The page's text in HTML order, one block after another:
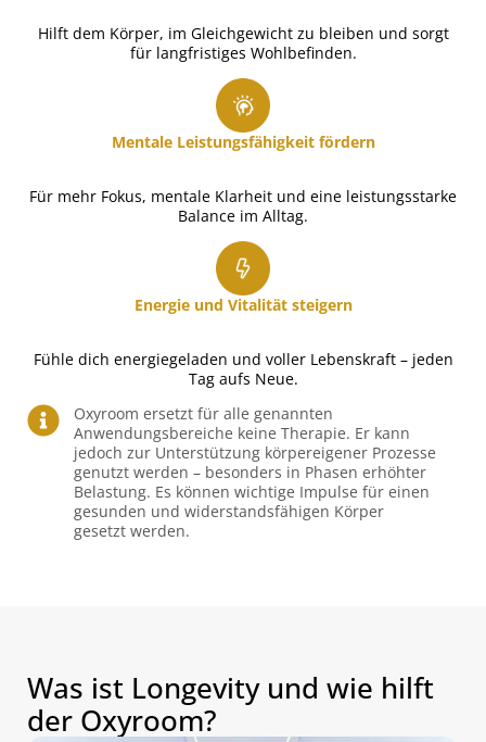
Hilft dem Körper, im Gleichgewicht zu bleiben und sorgt
für langfristiges Wohlbefinden.
Mentale Leistungsfähigkeit fördern
Für mehr Fokus, mentale Klarheit und eine leistungsstarke
Balance im Alltag.
Energie und Vitalität steigern
Fühle dich energiegeladen und voller Lebenskraft – jeden
Tag aufs Neue.
Oxyroom ersetzt für alle genannten
Anwendungsbereiche keine Therapie. Er kann
jedoch zur Unterstützung körpereigener Prozesse
genutzt werden – besonders in Phasen erhöhter
Belastung. Es können wichtige Impulse für einen
gesunden und widerstandsfähigen Körper
gesetzt werden.
Was ist Longevity und wie hilft
der Oxyroom?